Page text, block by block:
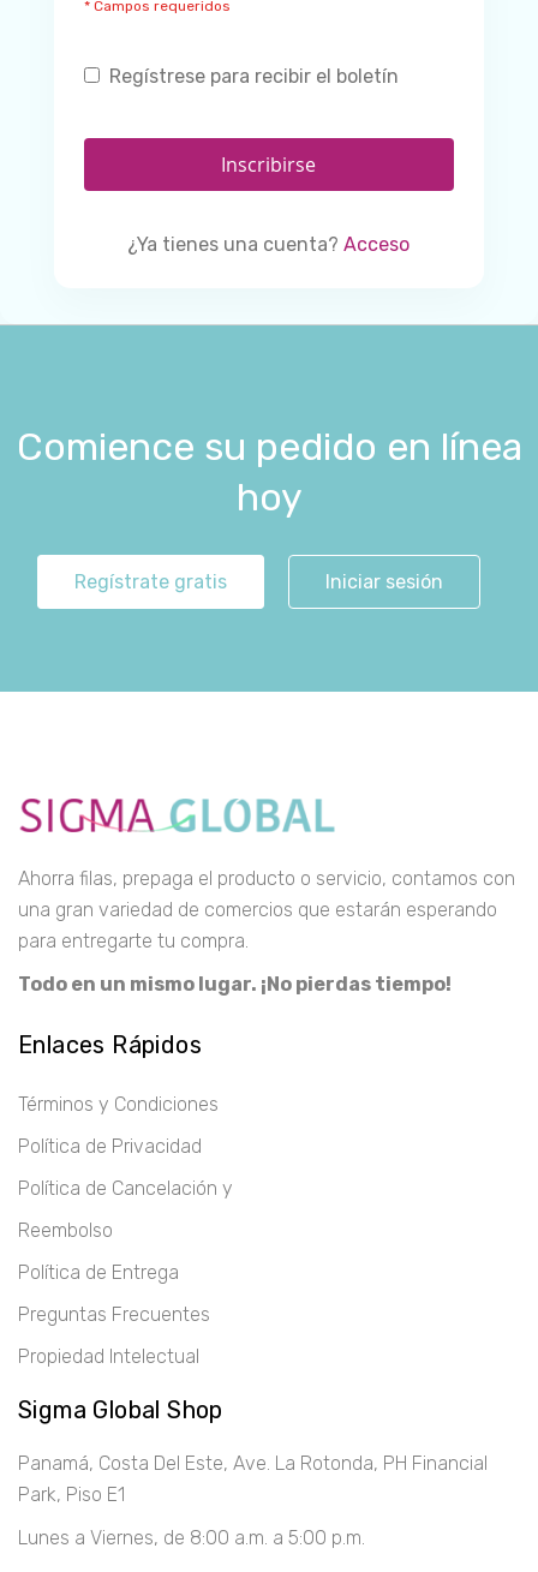
Regístrese para recibir el boletín
Inscribirse
¿Ya tienes una cuenta?Acceso
Comience su pedido en línea
hoy
Regístrate gratis Iniciar sesión
Ahorra filas, prepaga el producto o servicio, contamos con
una gran variedad de comercios que estarán esperando
para entregarte tu compra.
Todo en un mismo lugar. ¡No pierdas tiempo!
Enlaces Rápidos
Términos y Condiciones
Política de Privacidad
Política de Cancelación y
Reembolso
Política de Entrega
Preguntas Frecuentes
Propiedad Intelectual
Sigma Global Shop
Panamá, Costa Del Este, Ave. La Rotonda, PH Financial
Park, Piso E1
Lunes a Viernes, de 8:00 a.m. a 5:00 p.m.